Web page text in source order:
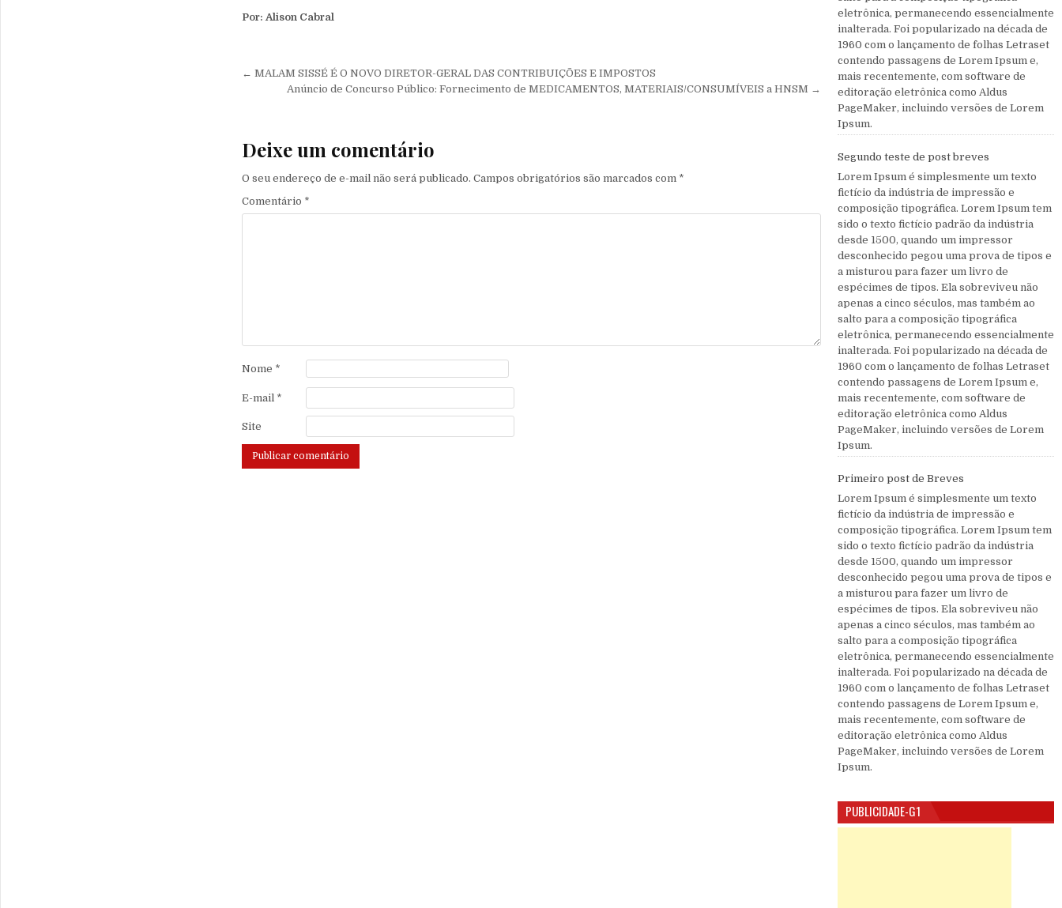
Por: Alison Cabral
Navegação de Post
← MALAM SISSÉ É O NOVO DIRETOR-GERAL DAS CONTRIBUIÇÕES E IMPOSTOS
Anúncio de Concurso Público: Fornecimento de MEDICAMENTOS, MATERIAIS/CONSUMÍVEIS a HNSM →
Deixe um comentário
O seu endereço de e-mail não será publicado. Campos obrigatórios são marcados com *
Comentário *
Nome *
E-mail *
Site
eletrônica, permanecendo essencialmente
inalterada. Foi popularizado na década de
1960 com o lançamento de folhas Letraset
contendo passagens de Lorem Ipsum e,
mais recentemente, com software de
editoração eletrônica como Aldus
PageMaker, incluindo versões de Lorem
Ipsum.
Segundo teste de post breves
Lorem Ipsum é simplesmente um texto
fictício da indústria de impressão e
composição tipográfica. Lorem Ipsum tem
sido o texto fictício padrão da indústria
desde 1500, quando um impressor
desconhecido pegou uma prova de tipos e
a misturou para fazer um livro de
espécimes de tipos. Ela sobreviveu não
apenas a cinco séculos, mas também ao
salto para a composição tipográfica
eletrônica, permanecendo essencialmente
inalterada. Foi popularizado na década de
1960 com o lançamento de folhas Letraset
contendo passagens de Lorem Ipsum e,
mais recentemente, com software de
editoração eletrônica como Aldus
PageMaker, incluindo versões de Lorem
Ipsum.
Primeiro post de Breves
Lorem Ipsum é simplesmente um texto
fictício da indústria de impressão e
composição tipográfica. Lorem Ipsum tem
sido o texto fictício padrão da indústria
desde 1500, quando um impressor
desconhecido pegou uma prova de tipos e
a misturou para fazer um livro de
espécimes de tipos. Ela sobreviveu não
apenas a cinco séculos, mas também ao
salto para a composição tipográfica
eletrônica, permanecendo essencialmente
inalterada. Foi popularizado na década de
1960 com o lançamento de folhas Letraset
contendo passagens de Lorem Ipsum e,
mais recentemente, com software de
editoração eletrônica como Aldus
PageMaker, incluindo versões de Lorem
Ipsum.
PUBLICIDADE-G1